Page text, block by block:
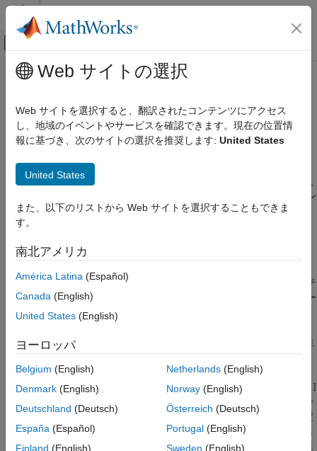
コンテンツへスキップ
オフキャンバス ナビゲーション メ
ドキュメンテーションのホーム
MATLAB Report Generator
対話的なレポート プログラム ビルダー
コンポーネントの取り扱い
Text
項目一覧
プロパティ
スタイル
レポートへの挿入
クラス
メインコンテンツ
Text
テキストの書式設定とレポートへの挿入
このコンポーネントは、テキストを書式設定してレポートに挿入
コンポーネン
トをもたなければなりません。
プロパティ
定します。指定されたテキストには
形式のプロパテ
ィ式の計算を含めることができます。ここで、
はレポー
ト生成時に文字列を評価する MATLAB 式です。たとえ
に生成された" というテキスト
の場合、この指定されたテキストの
がレポートの生
成日に置き換えられた状態でレポート内に挿入されます。
スタイル名: 出力形式が [ダイレクト PDF (テンプレートを使用)]
など、(テンプレートを使用) タイプのいずれかであるレポー
トのテキストで使用するスタイルを指定します。既定の設定
では、このコンポーネントのコンテンツは挿入先の段落のス
タイルを継承します。段落スタイルをオーバーライドするに
Web サイトの選択
Web サイトを選択すると、翻訳されたコンテンツにアクセス
し、地域のイベントやサービスを確認できます。現在の位置情
報に基づき、次のサイトの選択を推奨します: United States
United States
また、以下のリストから Web サイトを選択することもできま
す。
南北アメリカ
América Latina (Español)
Canada (English)
United States (English)
ヨーロッパ
Belgium (English)
Denmark (English)
Deutschland (Deutsch)
España (Español)
Finland (English)
Netherlands(English)
Norway(English)
Österreich (Deutsch)
Portugal(English)
Sweden (English)